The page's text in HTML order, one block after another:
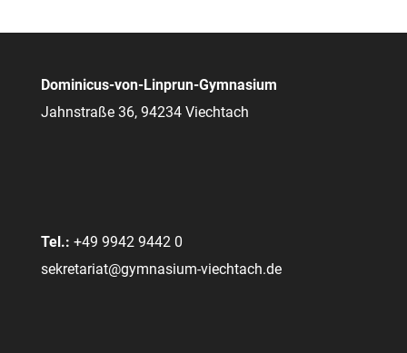
Dominicus-von-Linprun-Gymnasium
Jahnstraße 36, 94234 Viechtach
Tel.: +49 9942 9442 0
sekretariat@gymnasium-viechtach.de